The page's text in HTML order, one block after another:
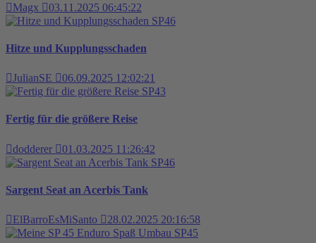
Magx
03.11.2025 06:45:22
SP46
Hitze und Kupplungsschaden
JulianSE
06.09.2025 12:02:21
SP43
Fertig für die größere Reise
dodderer
01.03.2025 11:26:42
SP46
Sargent Seat an Acerbis Tank
ElBarroEsMiSanto
28.02.2025 20:16:58
SP45